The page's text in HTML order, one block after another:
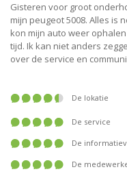
Gisteren voor groot
mijn peugeot 5008. Alles is
kon mijn auto weer
tijd. Ik kan niet anders
over de service en
De lokatie
De service
De
De